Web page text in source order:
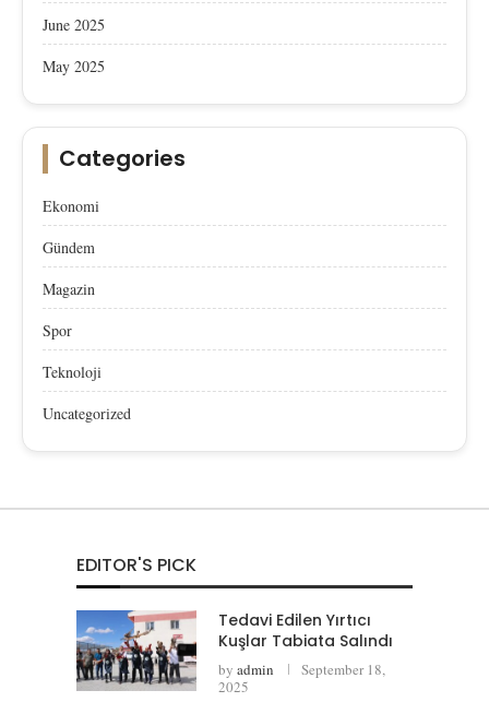
June 2025
May 2025
Categories
Ekonomi
Gündem
Magazin
Spor
Teknoloji
Uncategorized
EDITOR'S PICK
Tedavi Edilen Yırtıcı
Kuşlar Tabiata Salındı
by admin
September 18,
2025